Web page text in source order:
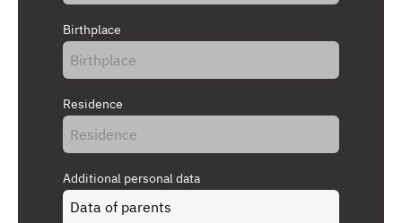
Birthplace
Residence
Additional personal data